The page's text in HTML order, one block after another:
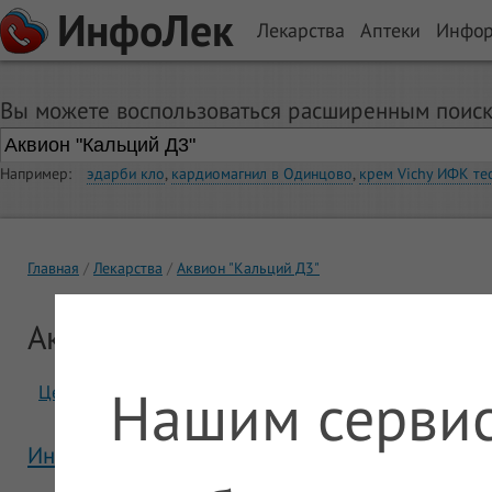
ИнфоЛек Лекарства Аптеки
Вы можете воспользоваться расширенным
Например: эдарби кло, кардиомагнил в Одинцово, крем Vichy ИФК
Главная Лекарства Аквион "Кальций Д3"
Аквион "Кальций Д3"
Цены Отзывы
Инструкция Аквион "Кальций Д3"
Нашим